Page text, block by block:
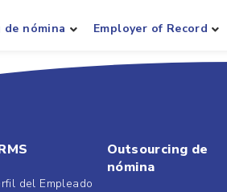
nómina Employer of Record
del Empleado
Outsourcing de
nómina